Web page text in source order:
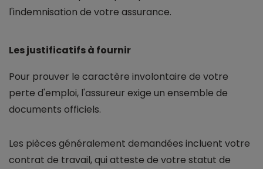
l'indemnisation de votre assurance.
Les justificatifs à fournir
Pour prouver le caractère involontaire de votre
perte d'emploi, l'assureur exige un ensemble de
documents officiels.
Les pièces généralement demandées incluent votre
contrat de travail, qui atteste de votre statut de